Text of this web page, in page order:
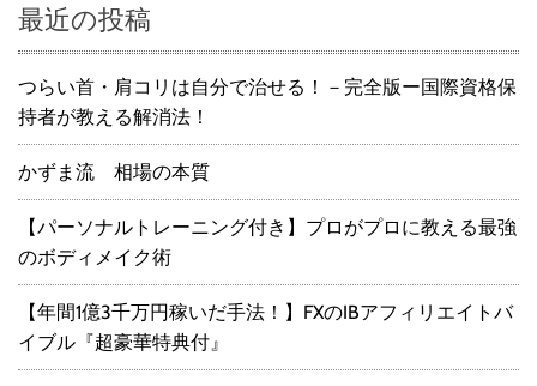
最近の投稿
つらい首・肩コリは自分で治せる！－完全版ー国際資格保
持者が教える解消法！
かずま流 相場の本質
【パーソナルトレーニング付き】プロがプロに教える最強
のボディメイク術
【年間1億3千万円稼いだ手法！】FXのIBアフィリエイトバ
イブル『超豪華特典付』